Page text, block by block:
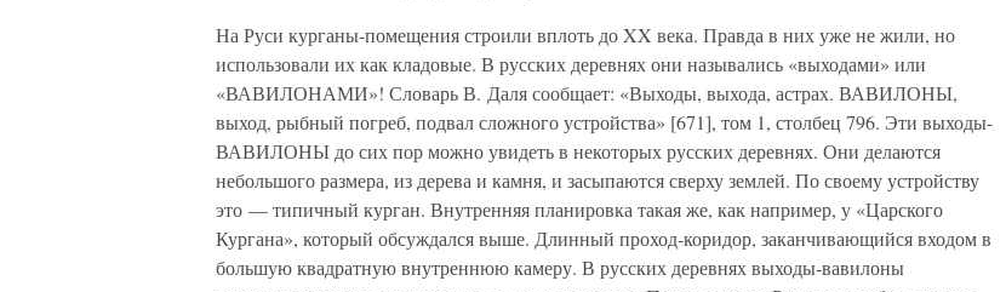
На Руси курганы-помещения строили вплоть до XX века. Правда в них уже не жили, но
использовали их как кладовые. В русских деревнях они назывались «выходами» или
«ВАВИЛОНАМИ»! Словарь В. Даля сообщает: «Выходы, выхода, астрах. ВАВИЛОНЫ,
выход, рыбный погреб, подвал сложного устройства» [671], том 1, столбец 796. Эти выходы-
ВАВИЛОНЫ до сих пор можно увидеть в некоторых русских деревнях. Они делаются
небольшого размера, из дерева и камня, и засыпаются сверху землей. По своему устройству
это — типичный курган. Внутренняя планировка такая же, как например, у «Царского
Кургана», который обсуждался выше. Длинный проход-коридор, заканчивающийся входом в
большую квадратную внутреннюю камеру. В русских деревнях выходы-вавилоны